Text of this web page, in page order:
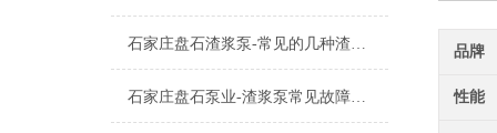
石家庄盘石渣浆泵-常见的几种渣浆泵的密封方式有哪些优缺点
石家庄盘石泵业-渣浆泵常见故障分析第二篇
品牌
性能